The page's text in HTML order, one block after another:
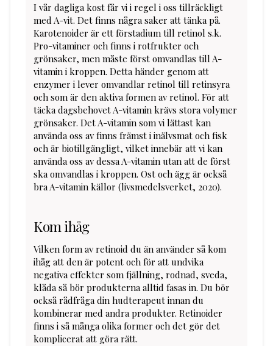
I vår dagliga kost får vi i regel i oss tillräckligt
med A-vit. Det finns några saker att tänka på.
Karotenoider är ett förstadium till retinol s.k.
Pro-vitaminer och finns i rotfrukter och
grönsaker, men måste först omvandlas till A-
vitamin i kroppen. Detta händer genom att
enzymer i lever omvandlar retinol till retinsyra
och som är den aktiva formen av retinol. För att
täcka dagsbehovet A-vitamin krävs stora volymer
grönsaker. Det A-vitamin som vi lättast kan
använda oss av finns främst i inälvsmat och fisk
och är biotillgängligt, vilket innebär att vi kan
använda oss av dessa A-vitamin utan att de först
ska omvandlas i kroppen. Ost och ägg är också
bra A-vitamin källor (livsmedelsverket, 2020).
Kom ihåg
Vilken form av retinoid du än använder så kom
ihåg att den är potent och för att undvika
negativa effekter som fjällning, rodnad, sveda,
klåda så bör produkterna alltid fasas in. Du bör
också rådfråga din hudterapeut innan du
kombinerar med andra produkter. Retinoider
finns i så många olika former och det gör det
komplicerat att göra rätt.